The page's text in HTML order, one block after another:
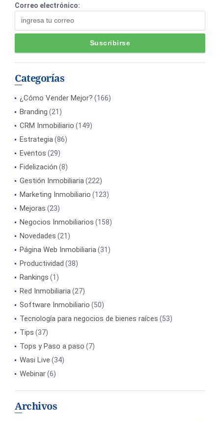
Correo electrónico:
Categorías
¿Cómo Vender Mejor? (166)
Branding (21)
CRM Inmobiliario (149)
Estrategia(86)
Eventos (29)
Fidelización (8)
Gestión Inmobiliaria(222)
Marketing Inmobiliario (123)
Mejoras (23)
Negocios Inmobiliarios (158)
Novedades (21)
Página Web Inmobiliaria(31)
Productividad (38)
Rankings (1)
Red Inmobiliaria(27)
Software Inmobiliario (50)
Tecnología para negocios de bienes raíces (53)
Tips (37)
Tops y Paso a paso (7)
Wasi Live (34)
Webinar(6)
Archivos